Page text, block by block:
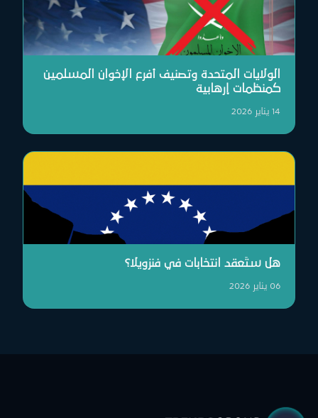
الولايات المتحدة وتصنيف أفرع الإخوان المسلمين
كمنظمات إرهابية
14 يناير 2026
هل ستُعقد انتخابات في فنزويلا؟
06 يناير 2026